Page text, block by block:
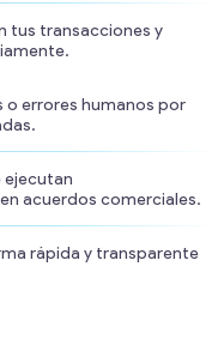
tus transacciones y
o errores humanos por
ejecutan
acuerdos comerciales.
rápida y transparente